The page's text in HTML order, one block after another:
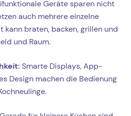
Geräte sparen nicht
auch mehrere einzelne
kann braten, backen, grillen und
und Raum.
Smarte Displays, App-
Design machen die Bedienung